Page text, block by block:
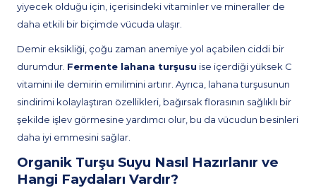
yiyecek olduğu için, içerisindeki vitaminler ve mineraller de
daha etkili bir biçimde vücuda ulaşır.
Demir eksikliği, çoğu zaman anemiye yol açabilen ciddi bir
durumdur. Fermente lahana turşusu ise içerdiği yüksek C
vitamini ile demirin emilimini artırır. Ayrıca, lahana turşusunun
sindirimi kolaylaştıran özellikleri, bağırsak florasının sağlıklı bir
şekilde işlev görmesine yardımcı olur, bu da vücudun besinleri
daha iyi emmesini sağlar.
Organik Turşu Suyu Nasıl Hazırlanır ve
Hangi Faydaları Vardır?